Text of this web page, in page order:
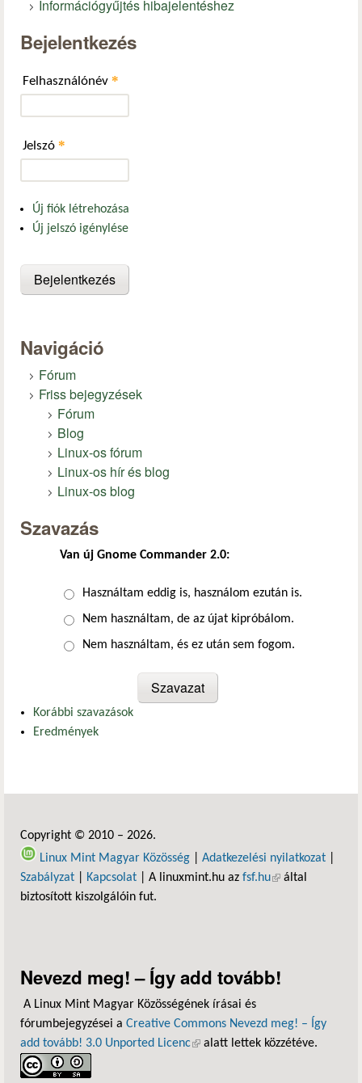
Információgyűjtés hibajelentéshez
Bejelentkezés
Felhasználónév *
Jelszó *
Új fiók létrehozása
Új jelszó igénylése
Navigáció
Fórum
Friss bejegyzések
Fórum
Blog
Linux-os fórum
Linux-os hír és blog
Linux-os blog
Szavazás
Van új Gnome Commander 2.0:
Választások
Használtam eddig is, használom ezután is.
Nem használtam, de az újat kipróbálom.
Nem használtam, és ez után sem fogom.
Korábbi szavazások
Eredmények
Copyright © 2010 – 2026.
Linux Mint Magyar Közösség
Adatkezelési nyilatkozat
Szabályzat
Kapcsolat | A linuxmint.hu az fsf.hu(külső hivatkozás)
által
biztosított kiszolgálóin fut.
Nevezd meg! – Így add tovább!
A Linux Mint Magyar Közösségének írásai és
fórumbejegyzései a Creative Commons Nevezd meg! – Így
add tovább! 3.0 Unported Licenc(külső hivatkozás)
alatt lettek közzétéve.